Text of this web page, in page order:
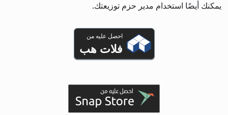
يمكنك أيضًا استخدام مدير حزم توزيعتك.
احصل عليه من
فلات هب